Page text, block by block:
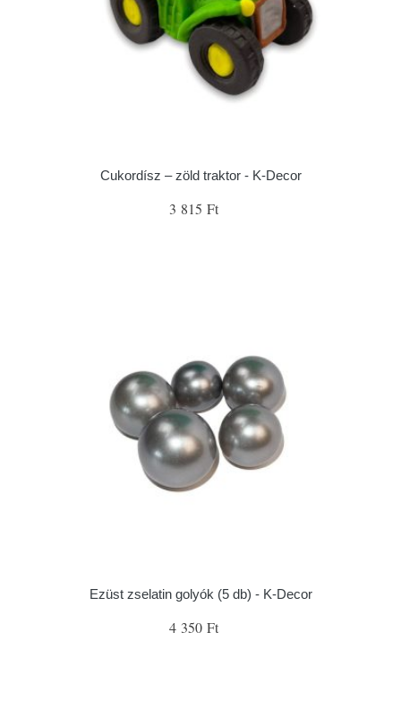
Cukordísz – zöld traktor - K-Decor
3 815 Ft
Ezüst zselatin golyók (5 db) - K-Decor
4 350 Ft